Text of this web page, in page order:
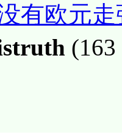
有欧元